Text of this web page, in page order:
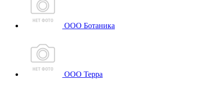
ООО Ботаника
ООО Терра